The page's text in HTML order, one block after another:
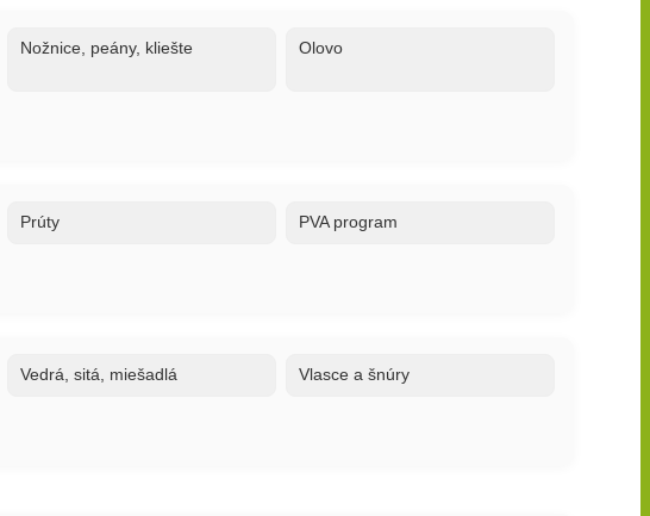
Nožnice, peány, kliešte Olovo
Prúty PVA program
Vedrá, sitá, miešadlá Vlasce a šnúry